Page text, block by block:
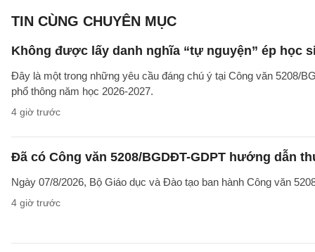
TIN CÙNG CHUYÊN MỤC
Không được lấy danh nghĩa “tự nguyện” ép học
Đây là một trong những yêu cầu đáng chú ý tại Công văn 5208/
phổ thông năm học 2026-2027.
4 giờ trước
Đã có Công văn 5208/BGDĐT-GDPT hướng dẫn
Ngày 07/8/2026, Bộ Giáo dục và Đào tạo ban hành Công văn
4 giờ trước